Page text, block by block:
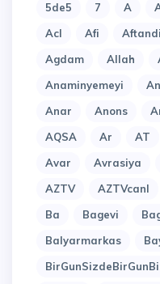
5de5 7 A
Acl
Afi
Agdam
Allah
Anaminyemeyi
Anar
Anons
AQSA
Ar AT
Avar
Avrasiya
AZTV
AZTVcanl
Ba
Bagevi
Balyarmarkas